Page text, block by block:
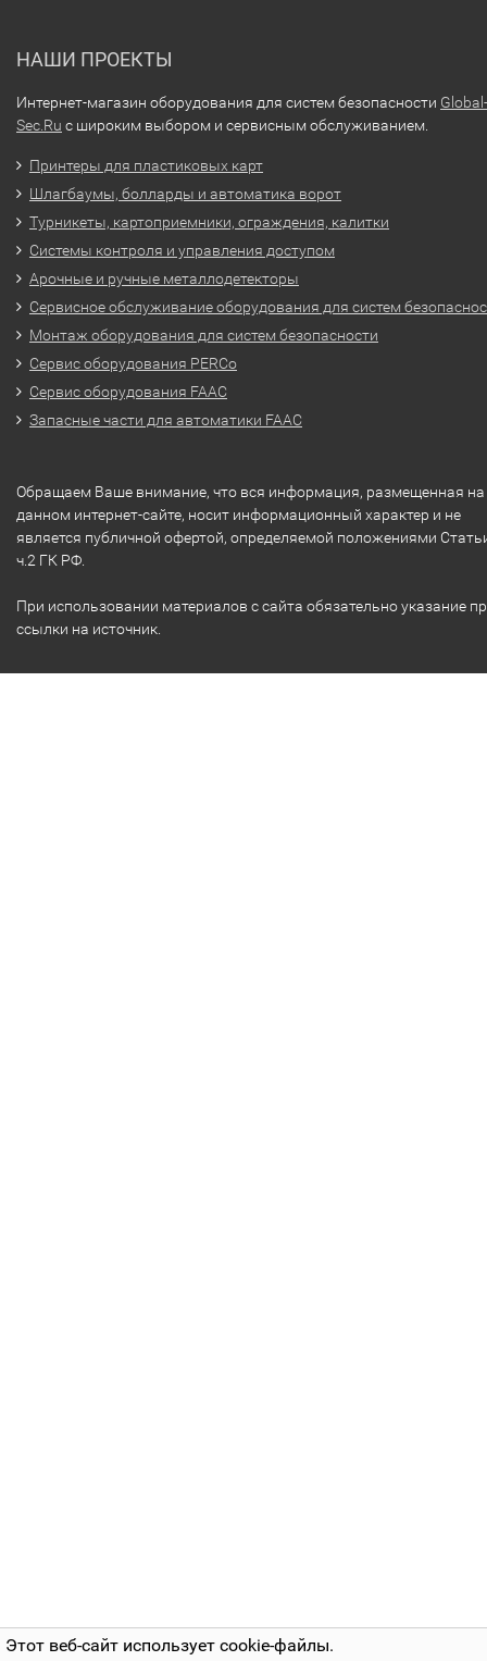
Этот веб-сайт использует cookie-файлы.
НАШИ ПРОЕКТЫ
Интернет-магазин оборудования для систем безопасности Global-
Sec.Ru с широким выбором и сервисным обслуживанием.
Принтеры для пластиковых карт
Шлагбаумы, болларды и автоматика ворот
Турникеты, картоприемники, ограждения, калитки
Системы контроля и управления доступом
Арочные и ручные металлодетекторы
Сервисное обслуживание оборудования для систем
Монтаж оборудования для систем безопасности
Сервис оборудования PERCo
Сервис оборудования FAAC
Запасные части для автоматики FAAC
Обращаем Ваше внимание, что вся информация, размещенная на
данном интернет-сайте, носит информационный характер и не
является публичной офертой, определяемой положениями
ч.2 ГК РФ.
При использовании материалов с сайта обязательно указание
ссылки на источник.